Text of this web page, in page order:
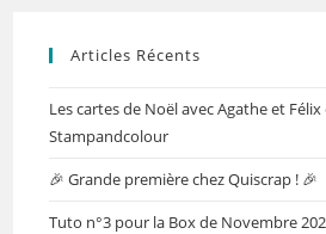
Articles Récents
Les cartes de Noël avec Agathe et
Stampandcolour
🎉 Grande première chez Quiscrap ! 🎉
Tuto n°3 pour la Box de Novembre